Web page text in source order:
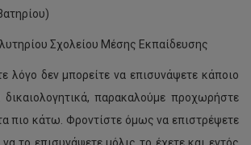
Σχολείου Μέσης Εκπαίδευσης
λόγο δεν μπορείτε να επισυνάψετε κάποιο
παρακαλούμε προχωρήστε
πιο κάτω. Φροντίστε όμως να επιστρέψετε